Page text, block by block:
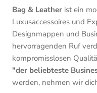
Bag & Leather ist ein
Luxusaccessoires und
Designmappen und
hervorragenden Ruf
kompromisslosen
"der beliebteste
werden, nehmen wir